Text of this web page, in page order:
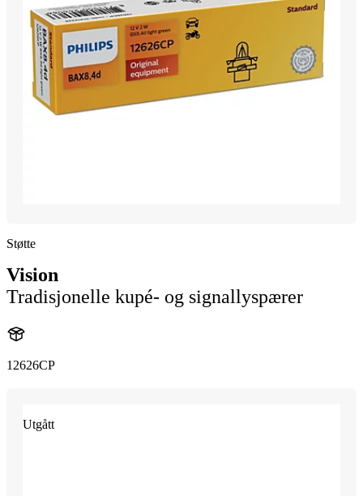
Støtte
Vision
Tradisjonelle kupé- og signallyspærer
12626CP
Utgått